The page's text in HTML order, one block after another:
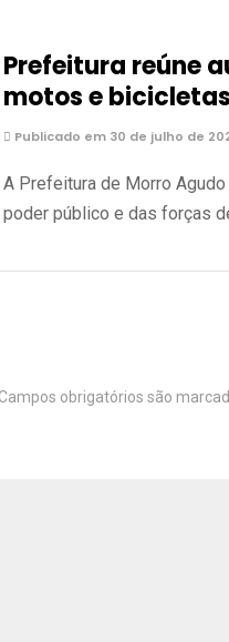
Prefeitura reúne
motos e
Publicado em 30 de julho de
A Prefeitura de Morro
poder público e das forças
Campos obrigatórios são